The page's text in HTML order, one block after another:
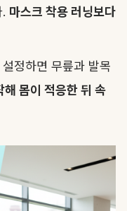
마스크 착용 러닝보다
정하면 무릎과 발목
해 몸이 적응한 뒤 속